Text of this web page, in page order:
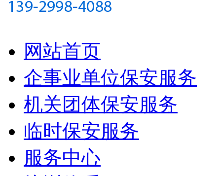
网站首页
企事业单位保安服务
机关团体保安服务
临时保安服务
服务中心